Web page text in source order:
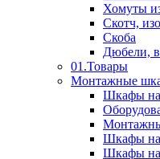
Хомуты
Скотч,
Скоба
Дюбели,
01.Товары
Монтажные
Шкафы
Шкафы
Шкафы